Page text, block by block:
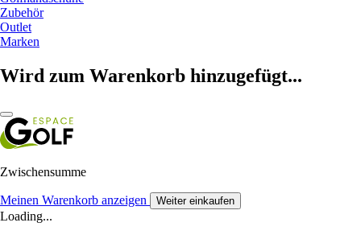
Zubehör
Outlet
Marken
Wird zum Warenkorb hinzugefügt...
Zwischensumme
Meinen Warenkorb anzeigen Weiter einkaufen
Loading...